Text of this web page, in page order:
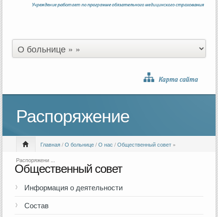
Распоряжение
Главная/О больнице/О нас /Общественный совет »
Распоряжени ...
Общественный совет
Информация о деятельности
Состав